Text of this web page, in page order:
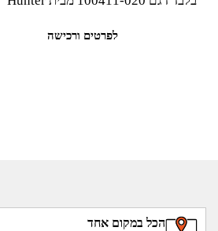
לפרטים ורכישה
הכל במקום אחד